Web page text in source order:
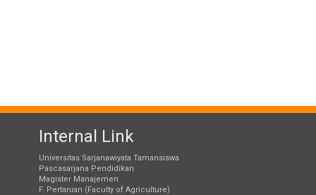
Internal Link
Universitas Sarjanawiyata Tamansiswa
Pascasarjana Pendidikan
Magister Manajemen
F. Pertanian (Faculty of Agriculture)